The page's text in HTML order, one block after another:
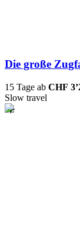
Die große
15 Tage ab CHF
Slow travel